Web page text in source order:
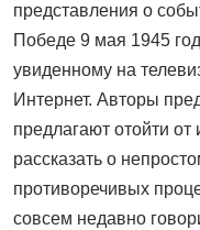
представления о
Победе 9 мая 1945
увиденному на
Интернет. Авторы
предлагают отойти от
рассказать о
противоречивых
совсем недавно